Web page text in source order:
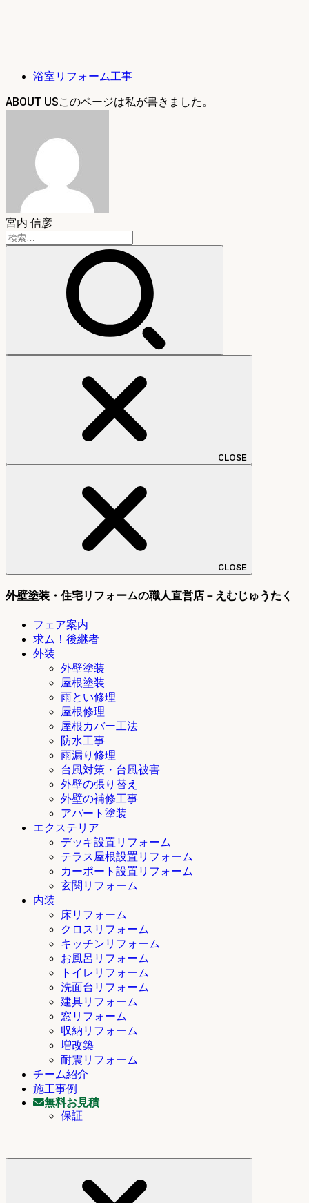
浴室リフォーム工事
ABOUT US
宮内 信彦
検
索:
CLOSE
CLOSE
外壁塗装・住宅リフォームの職人直営店－えむじゅうたく
フェア案内
求ム！後継者
外装
外壁塗装
屋根塗装
雨とい修理
屋根修理
屋根カバー工法
防水工事
雨漏り修理
台風対策・台風被害
外壁の張り替え
外壁の補修工事
アパート塗装
エクステリア
デッキ設置リフォーム
テラス屋根設置リフォーム
カーポート設置リフォーム
玄関リフォーム
内装
床リフォーム
クロスリフォーム
キッチンリフォーム
お風呂リフォーム
トイレリフォーム
洗面台リフォーム
建具リフォーム
窓リフォーム
収納リフォーム
増改築
耐震リフォーム
チーム紹介
施工事例
無料お見積
保証